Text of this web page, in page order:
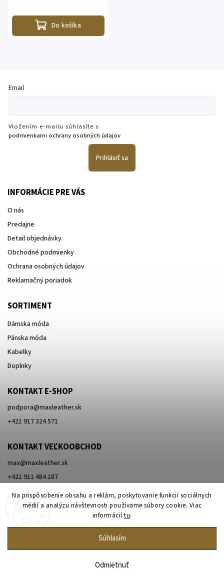
Na prispôsobenie obsahu a reklám, poskytovanie funkcií sociálnych
médií a analýzu návštevnosti používame súbory cookie. Viac
informáciítu.
Odmietnuť
Súhlasím
Do košíka
Email
Vložením e-mailu súhlasíte s
podmienkami ochrany osobných údajov
Prihlásiť sa
INFORMÁCIE PRE VÁS
O nás
Predajne
Detail objednávky
Obchodné podmienky
Ochrana osobných údajov
Reklamačný poriadok
SORTIMENT
Dámska móda
Pánska móda
Kabelky
Doplnky
KONTAKT E-SHOP
podpora@maxleather.sk
+421 917 324 571
KONTAKT VEĽKOOBCHOD
max@maxleather.sk
+421 911 484 187
Copyright 2026Max Original Leather. Všetky práva vyhradené.
Shoptet| Design